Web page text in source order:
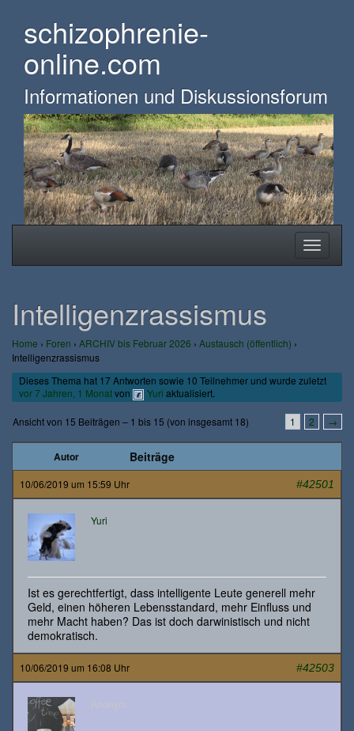
main
content
schizophrenie-
online.com
Informationen und Diskussionsforum
Toggle
Intelligenzrassismus
Home › Foren › ARCHIV bis Februar 2026 › Austausch (öffentlich) ›
Intelligenzrassismus
Dieses Thema hat 17 Antworten sowie 10 Teilnehmer und wurde zuletzt
vor 7 Jahren, 1 Monatvon Yuri aktualisiert.
Ansicht von 15 Beiträgen – 1 bis 15 (von insgesamt 18) 1 2 →
Autor Beiträge
10/06/2019 um 15:59 Uhr #42501
Yuri
Ist es gerechtfertigt, dass intelligente Leute generell mehr
Geld, einen höheren Lebensstandard, mehr Einfluss und
mehr Macht haben? Das ist doch darwinistisch und nicht
demokratisch.
10/06/2019 um 16:08 Uhr #42503